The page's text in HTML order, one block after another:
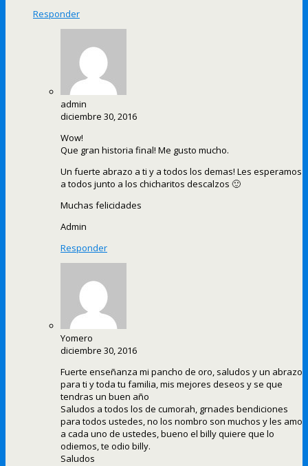
Responder
admin
diciembre 30, 2016
Wow!
Que gran historia final! Me gusto mucho.
Un fuerte abrazo a ti y a todos los demas! Les esperamos
a todos junto a los chicharitos descalzos 🙂
Muchas felicidades
Admin
Responder
Yomero
diciembre 30, 2016
Fuerte enseñanza mi pancho de oro, saludos y un abrazo
para ti y toda tu familia, mis mejores deseos y se que
tendras un buen año
Saludos a todos los de cumorah, grnades bendiciones
para todos ustedes, no los nombro son muchos y les amo
a cada uno de ustedes, bueno el billy quiere que lo
odiemos, te odio billy.
Saludos